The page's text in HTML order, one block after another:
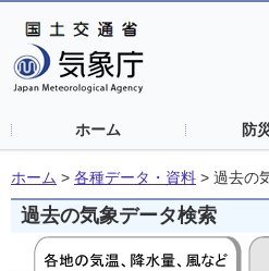
ホーム 防
ホーム > 各種データ・資料 > 過去の
過去の気象データ検索